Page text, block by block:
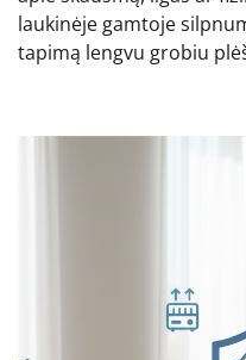
laukinėje gamtoje
tapimą lengvu grobiu